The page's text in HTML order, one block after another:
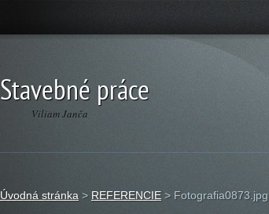
Stavebné práce
Viliam Janča
Úvodná stránka > REFERENCIE > Fotografia0873.jpg